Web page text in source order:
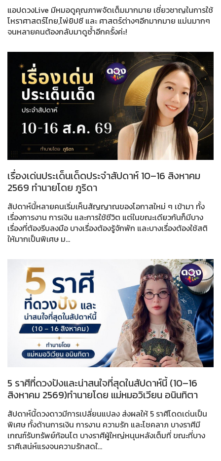
แอปดวงLive มีหมอดูคุณภาพจัดเต็มมากมาย เชี่ยวชาญในการใช้
โหราศาสตร์ไทย,ไพ่ยิปซี และ ศาสตร์ต่างๆอีกมากมาย แม่นมากๆ
จนหลายคนต้องกลับมาดูซ้ำอีกครั้งค่ะ!
เรื่องเด่นประเด็นเด็ดประจำสัปดาห์ 10–16 สิงหาคม
2569 ทำนายโดย ภูริดา
สัปดาห์นี้หลายคนเริ่มเห็นสัญญาณของโอกาสใหม่ ๆ เข้ามา ทั้ง
เรื่องการงาน การเงิน และการใช้ชีวิต แต่ในขณะเดียวกันก็มีบาง
เรื่องที่ต้องรีบลงมือ บางเรื่องต้องรู้จักพัก และบางเรื่องต้องใช้สติ
ให้มากเป็นพิเศษ ม...
5 ราศีที่ดวงปังและน่าสนใจที่สุดในสัปดาห์นี้ (10–16
สิงหาคม 2569)ทำนายโดย แม่หมอวิเวียน อนินทิตา
สัปดาห์นี้ดวงดาวมีการเปลี่ยนแปลง ส่งผลให้ 5 ราศีโดดเด่นเป็น
พิเศษ ทั้งด้านการเงิน การงาน ความรัก และโชคลาภ บางราศีมี
เกณฑ์รับทรัพย์ก้อนโต บางราศีผู้ใหญ่หนุนหลังเต็มที่ ขณะที่บาง
ราศีเสน่ห์แรงจนความรักสดใ...